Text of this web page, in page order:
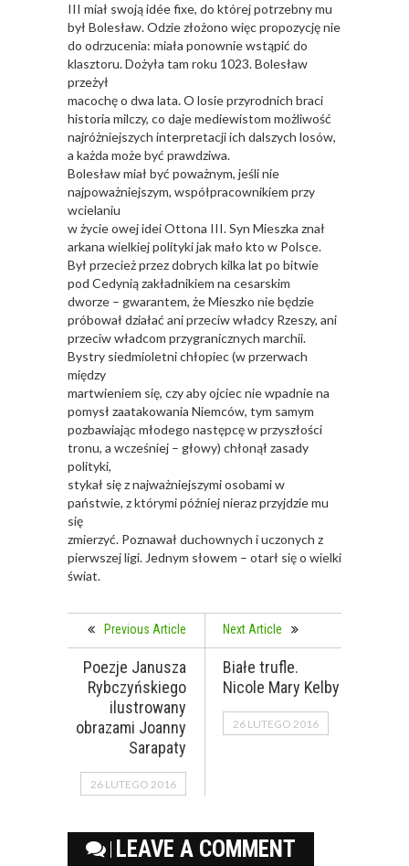
III miał swoją idée fixe, do której potrzebny mu
był Bolesław. Odzie złożono więc propozycję nie
do odrzucenia: miała ponownie wstąpić do
klasztoru. Dożyła tam roku 1023. Bolesław
przeżył
macochę o dwa lata. O losie przyrodnich braci
historia milczy, co daje mediewistom możliwość
najróżniejszych interpretacji ich dalszych losów,
a każda może być prawdziwa.
Bolesław miał być poważnym, jeśli nie
najpoważniejszym, współpracownikiem przy
wcielaniu
w życie owej idei Ottona III. Syn Mieszka znał
arkana wielkiej polityki jak mało kto w Polsce.
Był przecież przez dobrych kilka lat po bitwie
pod Cedynią zakładnikiem na cesarskim
dworze – gwarantem, że Mieszko nie będzie
próbował działać ani przeciw władcy Rzeszy, ani
przeciw władcom przygranicznych marchii.
Bystry siedmioletni chłopiec (w przerwach
między
martwieniem się, czy aby ojciec nie wpadnie na
pomysł zaatakowania Niemców, tym samym
pozbawiając młodego następcę w przyszłości
tronu, a wcześniej – głowy) chłonął zasady
polityki,
stykał się z najważniejszymi osobami w
państwie, z którymi później nieraz przyjdzie mu
się
zmierzyć. Poznawał duchownych i uczonych z
pierwszej ligi. Jednym słowem – otarł się o wielki
świat.
Previous Article
Poezje Janusza
Rybczyńskiego
ilustrowany
obrazami Joanny
Sarapaty
26 LUTEGO 2016
Next Article
Białe trufle.
Nicole Mary Kelby
26 LUTEGO 2016
LEAVE A COMMENT